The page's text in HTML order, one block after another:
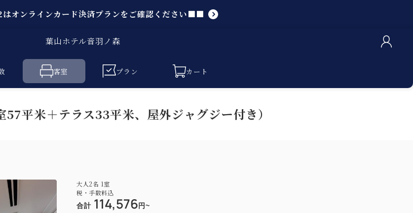
オンラインカード決済プランをご確認ください■■
葉山ホテル音羽ノ森
客室 プラン カート
平米＋テラス33平米、屋外ジャグジー付き）
大人2名 1室
税・手数料込
合計 114,576 円~